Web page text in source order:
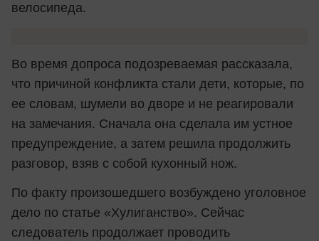
велосипеда.
Во время допроса подозреваемая рассказала,
что причиной конфликта стали дети, которые, по
ее словам, шумели во дворе и не реагировали
на замечания. Сначала она сделала им устное
предупреждение, а затем решила продолжить
разговор, взяв с собой кухонный нож.
По факту произошедшего возбуждено уголовное
дело по статье «Хулиганство». Сейчас
следователь продолжает проводить